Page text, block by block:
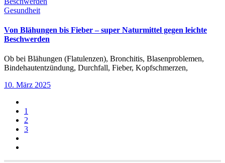
Gesundheit
Von Blähungen bis Fieber – super Naturmittel gegen leichte
Beschwerden
Ob bei Blähungen (Flatulenzen), Bronchitis, Blasenproblemen,
Bindehautentzündung, Durchfall, Fieber, Kopfschmerzen,
10. März 2025
1
2
3